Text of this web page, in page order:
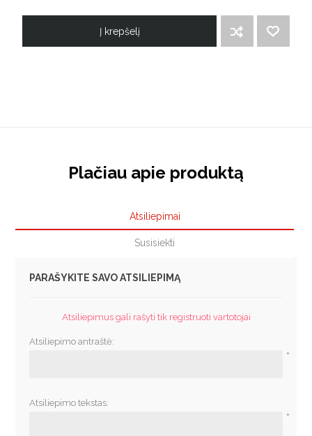
Į krepšelį
Plačiau apie produktą
Atsiliepimai
Susisiekti
PARAŠYKITE SAVO ATSILIEPIMĄ
Atsiliepimus gali rašyti tik registruoti vartotojai
Atsiliepimo antraštė:
*
Atsiliepimo tekstas:
*